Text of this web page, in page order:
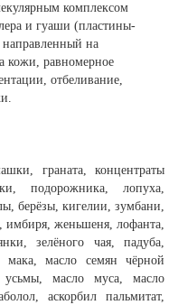
комплексом
и гуаши (пластины-
направленный на
кожи, равномерное
отбеливание,
граната, концентраты
подорожника, лопуха,
берёзы, кигелии, зумбани,
имбиря, женьшеня, лофанта,
зелёного чая, падуба,
масло семян чёрной
усьмы, масло муса, масло
аскорбил пальмитат,